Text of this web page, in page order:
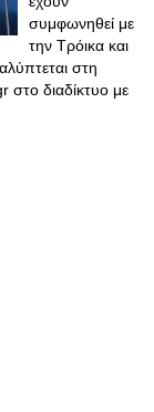
συμφωνηθεί με
την Τρόικα και
στη
στο διαδίκτυο με